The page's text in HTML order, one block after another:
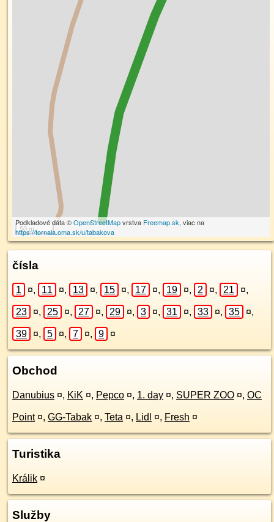
50 m
Podkladové dáta ©OpenStreetMapvrstva Freemap.sk, viac na
https://tornala.oma.sk/u/tabakova
čísla
1 ¤, 11 ¤, 13 ¤, 15 ¤, 17 ¤, 19 ¤, 2 ¤, 21 ¤,
23 ¤, 25 ¤, 27 ¤, 29 ¤, 3 ¤, 31 ¤, 33 ¤, 35 ¤,
39 ¤, 5 ¤, 7 ¤, 9 ¤
Obchod
Danubius ¤, KiK ¤, Pepco ¤, 1. day ¤, SUPER ZOO ¤, OC
Point ¤, GG-Tabak ¤, Teta ¤, Lidl ¤, Fresh ¤
Turistika
Králik ¤
Služby